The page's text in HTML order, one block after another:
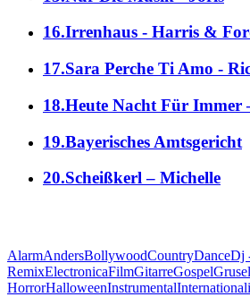
16.Irrenhaus - Harris &
17.Sara Perche Ti Amo -
18.Heute Nacht Für Immer
19.Bayerisches Amtsgericht
20.Scheißkerl – Michelle
AlarmAndersBollywoodCountryDanceDj
RemixElectronicaFilmGitarreGospel
HorrorHalloweenInstrumentalInternational